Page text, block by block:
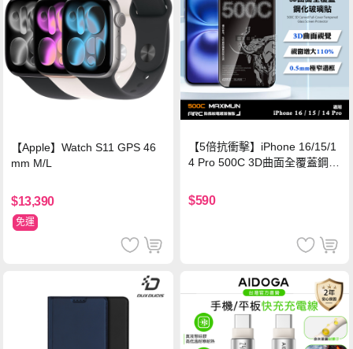
【Apple】Watch S11 GPS 46
mm M/L
$13,390
免運
【5倍抗衝擊】iPhone 16/15/1
4 Pro 500C 3D曲面全覆蓋鋼化
保護貼
$590